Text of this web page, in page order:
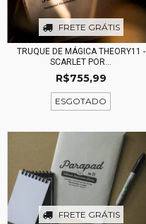
FRETE GRÁTIS
TRUQUE DE MÁGICA THEORY11 -
SCARLET POR...
R$755,99
ESGOTADO
FRETE GRÁTIS